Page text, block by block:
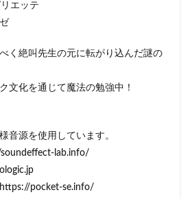
エッテ
く絶叫先生の元に転がり込んだ謎の
文化を通じて魔法の勉強中！
音源を使用しています。
lab.info/
pocket-se.info/